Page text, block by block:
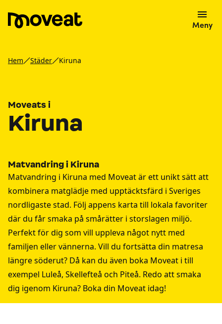
Meny
Hem Städer Kiruna
Moveats i
Kiruna
Matvandring i Kiruna
Matvandring i Kiruna med Moveat är ett unikt sätt att
kombinera matglädje med upptäcktsfärd i Sveriges
nordligaste stad. Följ appens karta till lokala favoriter
där du får smaka på smårätter i storslagen miljö.
Perfekt för dig som vill uppleva något nytt med
familjen eller vännerna. Vill du fortsätta din matresa
längre söderut? Då kan du även boka Moveat i till
exempel Luleå, Skellefteå och Piteå. Redo att smaka
dig igenom Kiruna? Boka din Moveat idag!